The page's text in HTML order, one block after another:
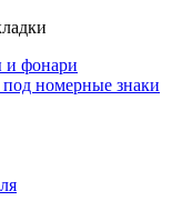
и фонари
номерные знаки